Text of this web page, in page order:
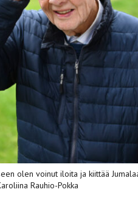
olen voinut iloita ja kiittää
Rauhio-Pokka